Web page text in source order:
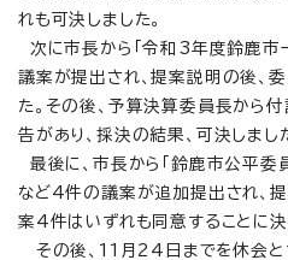
れも可決しました。
次に市長から「令和3年度鈴鹿市
議案が提出され、提案説明の後、
た。その後、予算決算委員長から
告があり、採決の結果、可決しまし
最後に、市長から「鈴鹿市公平委
など4件の議案が追加提出され、
案4件はいずれも同意することに決
その後、11月24日までを休会と